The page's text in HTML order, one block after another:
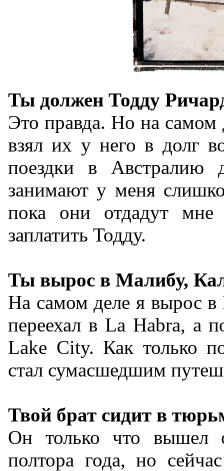
Ты должен Тодду
Это правда. Но на
взял их у него в долг
поездки в Австралию
занимают у меня
пока они отдадут
заплатить Тодду.
Ты вырос в Малибу,
На самом деле я вырос
переехал в La Habra, а
Lake City. Как только
стал сумасшедшим
Твой брат сидит в
Он только что вышел
полтора года, но